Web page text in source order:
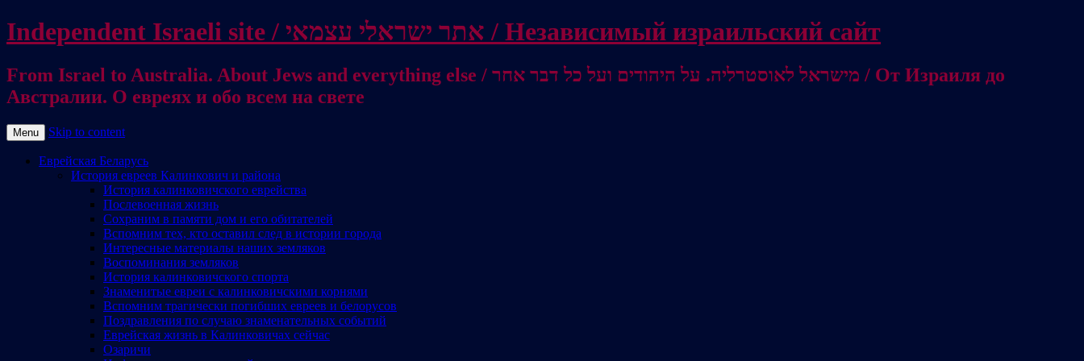
Independent Israeli site / אתר ישראלי עצמאי / Независимый израильский сайт
From Israel to Australia. About Jews and everything else / מישראל לאוסטרליה. על היהודים ועל כל דבר אחר / От Израиля до
Австралии. О евреях и обо всем на свете
Menu Skip to content
Еврейская Беларусь
История евреев Калинкович и района
История калинковичского еврейства
Послевоенная жизнь
Сохраним в памяти дом и его обитателей
Вспомним тех, кто оставил след в истории города
Интересные материалы наших земляков
Воспоминания земляков
История калинковичского спорта
Знаменитые евреи с калинковичскими корнями
Вспомним трагически погибших евреев и белорусов
Поздравления по случаю знаменательных событий
Еврейская жизнь в Калинковичах сейчас
Озаричи